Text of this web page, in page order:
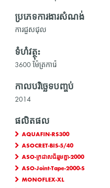
ប្រភេទការងារសំណង់
ការជួសជុល
ទំហំវត្ថុ:
3600 ម៉ែត្រការ៉េ
កាលបរិច្ឆេទបញ្ចប់
2014
ផលិតផល
AQUAFIN-RS300
ASOCRET-BIS-5/40
ASO-ក្រដាសជ័ររួមគ្នា-2000
ASO-Joint-Tape-2000-S
MONOFLEX-XL